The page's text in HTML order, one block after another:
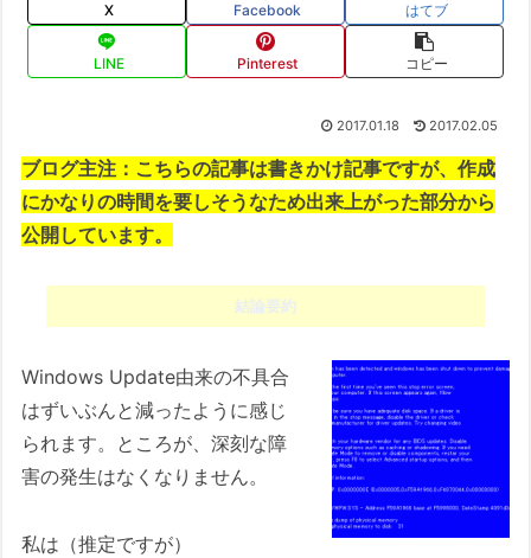
X Facebook はてブ
LINE Pinterest コピー
2017.01.18 2017.02.05
ブログ主注：こちらの記事は書きかけ記事ですが、作成
にかなりの時間を要しそうなため出来上がった部分から
公開しています。
結論要約
Windows Update由来の不具合
はずいぶんと減ったように感じ
られます。ところが、深刻な障
害の発生はなくなりません。
私は（推定ですが）